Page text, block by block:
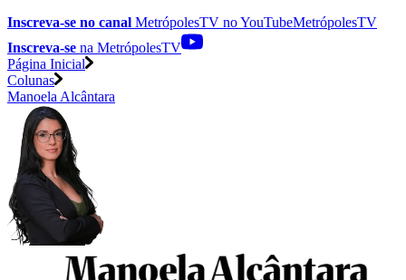
Inscreva-se no canal MetrópolesTV noYouTubeMetrópolesTV
Inscreva-se na MetrópolesTV
Página Inicial
Colunas
Manoela Alcântara